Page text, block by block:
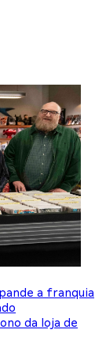
a franquia
da loja de